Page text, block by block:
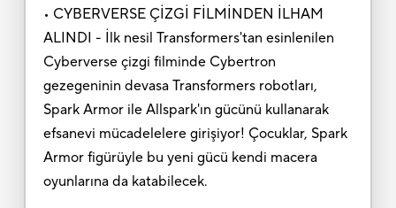
• CYBERVERSE ÇİZGİ FİLMİNDEN İLHAM
ALINDI - İlk nesil Transformers'tan esinlenilen
Cyberverse çizgi filminde Cybertron
gezegeninin devasa Transformers robotları,
Spark Armor ile Allspark'ın gücünü kullanarak
efsanevi mücadelelere girişiyor! Çocuklar, Spark
Armor figürüyle bu yeni gücü kendi macera
oyunlarına da katabilecek.